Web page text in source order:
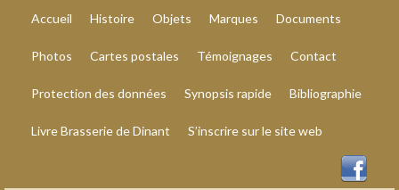
Accueil Histoire Objets Marques Documents
Photos Cartes postales Témoignages Contact
Protection des données Synopsis rapide Bibliographie
Livre Brasserie de Dinant S’inscrire sur le site web